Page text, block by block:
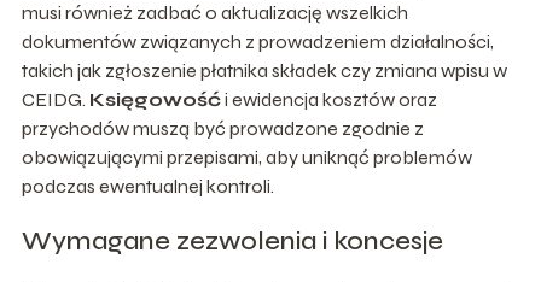
musi również zadbać o aktualizację wszelkich
dokumentów związanych z prowadzeniem działalności,
takich jak zgłoszenie płatnika składek czy zmiana wpisu w
CEIDG. Księgowośći ewidencja kosztów oraz
przychodów muszą być prowadzone zgodnie z
obowiązującymi przepisami, aby uniknąć problemów
podczas ewentualnej kontroli.
Wymagane zezwolenia i koncesje